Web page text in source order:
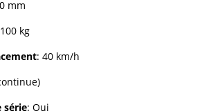
mm
kg
: 40 km/h
série: Oui